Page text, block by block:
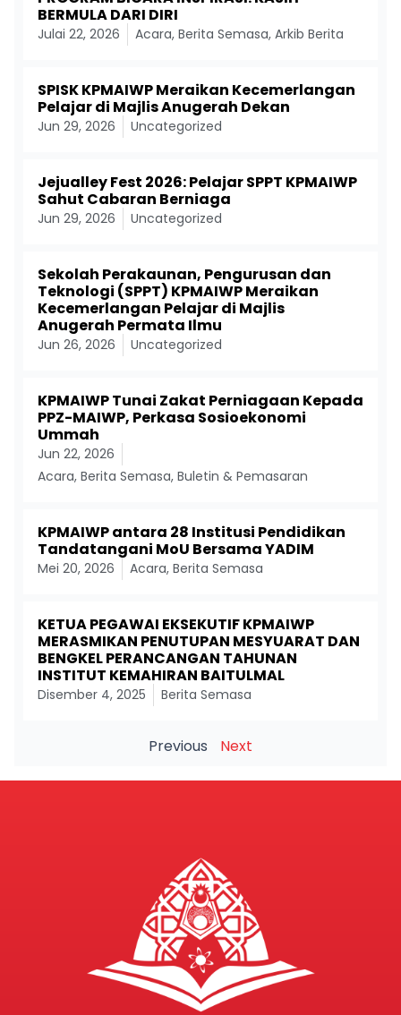
BERMULA DARI DIRI
Julai 22, 2026 Acara, Berita Semasa, Arkib Berita
SPISK KPMAIWP Meraikan Kecemerlangan
Pelajar di Majlis Anugerah Dekan
Jun 29, 2026 Uncategorized
Jejualley Fest 2026: Pelajar SPPT KPMAIWP
Sahut Cabaran Berniaga
Jun 29, 2026 Uncategorized
Sekolah Perakaunan, Pengurusan dan
Teknologi (SPPT) KPMAIWP Meraikan
Kecemerlangan Pelajar di Majlis
Anugerah Permata Ilmu
Jun 26, 2026 Uncategorized
KPMAIWP Tunai Zakat Perniagaan Kepada
PPZ-MAIWP, Perkasa Sosioekonomi
Ummah
Jun 22, 2026
Acara, Berita Semasa, Buletin & Pemasaran
KPMAIWP antara 28 Institusi Pendidikan
Tandatangani MoU Bersama YADIM
Mei 20, 2026 Acara, Berita Semasa
KETUA PEGAWAI EKSEKUTIF KPMAIWP
MERASMIKAN PENUTUPAN MESYUARAT DAN
BENGKEL PERANCANGAN TAHUNAN
INSTITUT KEMAHIRAN BAITULMAL
Disember 4, 2025 Berita Semasa
Previous Next